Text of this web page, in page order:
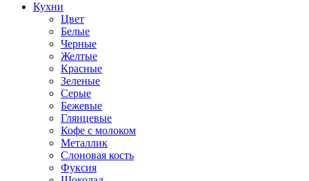
Кухни
Цвет
Белые
Черные
Желтые
Красные
Зеленые
Серые
Бежевые
Глянцевые
Кофе с молоком
Металлик
Слоновая кость
Фуксия